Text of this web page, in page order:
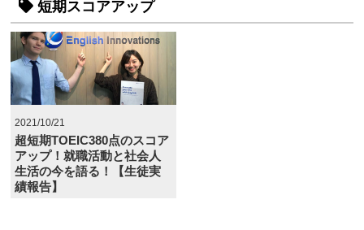
短期スコアアップ
2021/10/21
超短期TOEIC380点のスコア
アップ！就職活動と社会人
生活の今を語る！【生徒実
績報告】